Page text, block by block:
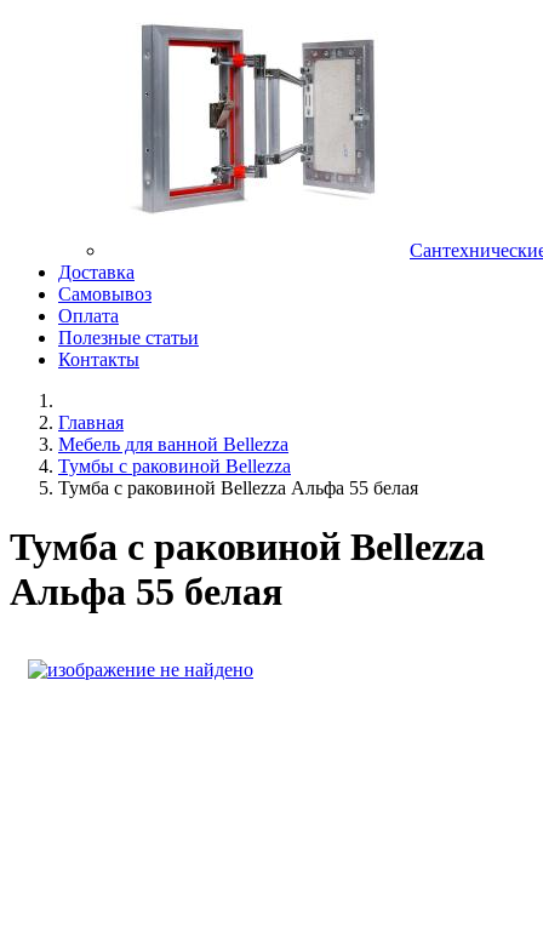
Доставка
Самовывоз
Оплата
Полезные статьи
Контакты
Главная
Мебель для ванной Bellezza
Тумбы с раковиной Bellezza
Тумба с раковиной Bellezza Альфа 55 белая
Тумба с раковиной Bellezza
Альфа 55 белая